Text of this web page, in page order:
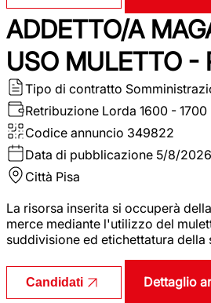
ADDETTO/A
USO MULETTO -
Tipo di contratto
Retribuzione Lorda 1600 -
Codice annuncio 349822
Data di pubblicazione 5/8/2026
Città Pisa
La risorsa inserita si occuperà
merce mediante l'utilizzo del
suddivisione ed etichettatura della
Candidati Dettaglio